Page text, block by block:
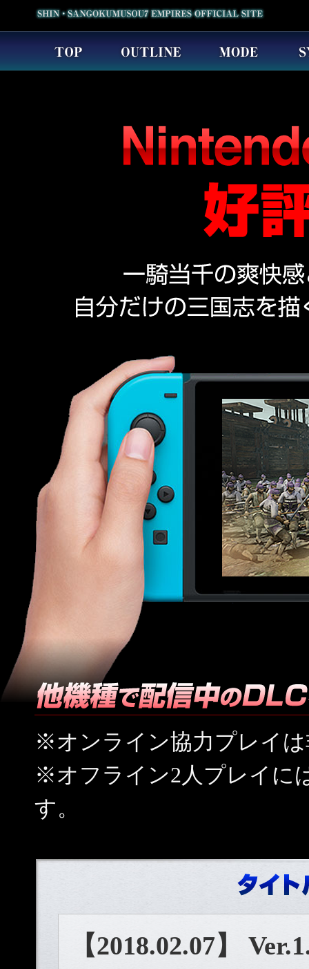
※オンライン協力プレイ
※オフライン2人プレイに
す。
【2018.02.07】